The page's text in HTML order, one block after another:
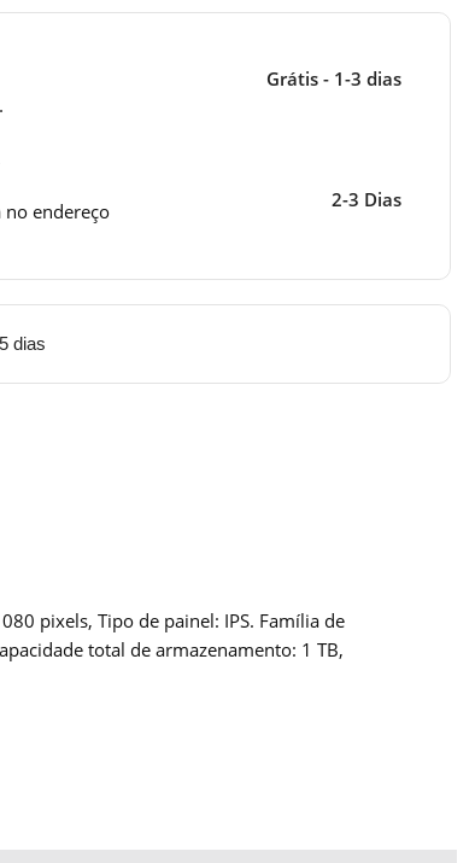
Grátis - 1-3 dias
endereço
2-3 Dias
dias
pixels, Tipo de painel: IPS. Família de
total de armazenamento: 1 TB,